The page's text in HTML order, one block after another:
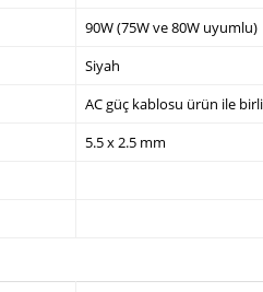
90W (75W ve 80W uyumlu)
Siyah
AC güç kablosu ürün ile
5.5 x 2.5 mm